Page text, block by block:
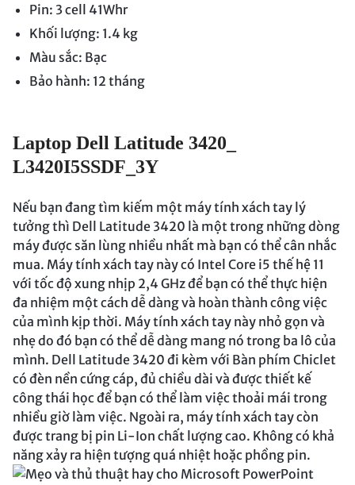
Pin: 3 cell 41Whr
Khối lượng: 1.4 kg
Màu sắc: Bạc
Bảo hành: 12 tháng
Laptop Dell Latitude 3420_
L3420I5SSDF_3Y
Nếu bạn đang tìm kiếm một máy tính xách tay lý
tưởng thì Dell Latitude 3420 là một trong những dòng
máy được săn lùng nhiều nhất mà bạn có thể cân nhắc
mua. Máy tính xách tay này có Intel Core i5 thế hệ 11
với tốc độ xung nhịp 2,4 GHz để bạn có thể thực hiện
đa nhiệm một cách dễ dàng và hoàn thành công việc
của mình kịp thời. Máy tính xách tay này nhỏ gọn và
nhẹ do đó bạn có thể dễ dàng mang nó trong ba lô của
mình. Dell Latitude 3420 đi kèm với Bàn phím Chiclet
có đèn nền cứng cáp, đủ chiều dài và được thiết kế
công thái học để bạn có thể làm việc thoải mái trong
nhiều giờ làm việc. Ngoài ra, máy tính xách tay còn
được trang bị pin Li-Ion chất lượng cao. Không có khả
năng xảy ra hiện tượng quá nhiệt hoặc phồng pin.